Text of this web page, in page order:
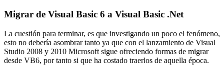
Migrar de Visual Basic 6 a Visual Basic .Net
La cuestión para terminar, es que investigando un poco el fenómeno,
esto no debería asombrar tanto ya que con el lanzamiento de Visual
Studio 2008 y 2010 Microsoft sigue ofreciendo formas de migrar
desde VB6, por tanto si que ha costado traerlos de aquella época.